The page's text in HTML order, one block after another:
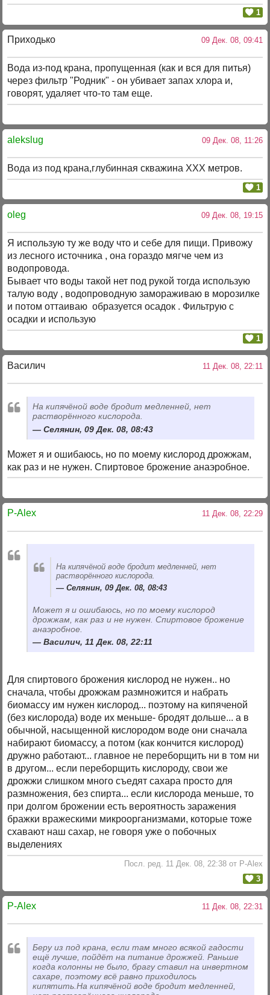
1
Приходько 09 Дек. 08, 09:41
Вода из-под крана, пропущенная (как и вся для питья)
через фильтр "Родник" - он убивает запах хлора и,
говорят, удаляет что-то там еще.
alekslug 09 Дек. 08, 11:26
Вода из под крана,глубинная скважина ХХХ метров.
1
oleg 09 Дек. 08, 19:15
Я использую ту же воду что и себе для пищи. Привожу
из лесного источника , она гораздо мягче чем из
водопровода.
Бывает что воды такой нет под рукой тогда использую
талую воду , водопроводную замораживаю в морозилке
и потом оттаиваю образуется осадок . Фильтрую с
осадки и использую
1
Василич 11 Дек. 08, 22:11
На кипячёной воде бродит медленней, нет
растворённого кислорода.
Селянин, 09 Дек. 08, 08:43
Может я и ошибаюсь, но по моему кислород дрожжам,
как раз и не нужен. Спиртовое брожение анаэробное.
P-Alex 11 Дек. 08, 22:29
На кипячёной воде бродит медленней, нет
растворённого кислорода.
Селянин, 09 Дек. 08, 08:43
Может я и ошибаюсь, но по моему кислород
дрожжам, как раз и не нужен. Спиртовое брожение
анаэробное.
Василич, 11 Дек. 08, 22:11
Для спиртового брожения кислород не нужен.. но
сначала, чтобы дрожжам размножится и набрать
биомассу им нужен кислород... поэтому на кипяченой
(без кислорода) воде их меньше- бродят дольше... а в
обычной, насыщенной кислородом воде они сначала
набирают биомассу, а потом (как кончится кислород)
дружно работают... главное не переборщить ни в том ни
в другом... если переборщить кислороду, свои же
дрожжи слишком много съедят сахара просто для
размножения, без спирта... если кислорода меньше, то
при долгом брожении есть вероятность заражения
бражки вражескими микроорганизмами, которые тоже
схавают наш сахар, не говоря уже о побочных
выделениях
Посл. ред. 11 Дек. 08, 22:38 от P-Alex
3
P-Alex 11 Дек. 08, 22:31
Беру из под крана, если там много всякой гадости
ещё лучше, пойдёт на питание дрожжей. Раньше
когда колонны не было, брагу ставил на инвертном
сахаре, поэтому всё равно приходилось
кипятить.На кипячёной воде бродит медленней,